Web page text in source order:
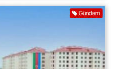
Gündəm